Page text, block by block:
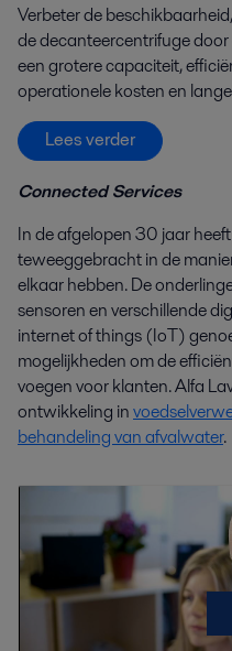
Verbeter de
de decanteercentrifuge
een grotere capaciteit,
operationele kosten en
Lees verder
Connected Services
In de afgelopen 30 jaar
teweeggebracht in de
elkaar hebben. De
sensoren en verschillende
internet of things (IoT)
mogelijkheden om de
voegen voor klanten. Alfa
ontwikkeling in
behandeling van afvalwater.